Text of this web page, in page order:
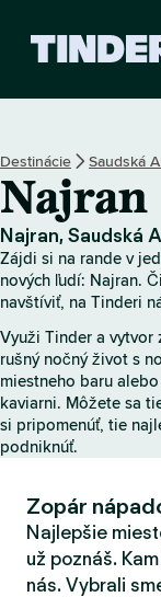
Destinácie Saudská
Najran
Najran, Saudská
Zájdi si na rande v
nových ľudí: Najran.
navštíviť, na Tinderi
Využi Tinder a vytvor
rušný nočný život s
miestneho baru
kaviarni. Môžete sa
si pripomenúť, tie
podniknúť.
Zopár
Najlepšie
už poznáš.
nás. Vybrali